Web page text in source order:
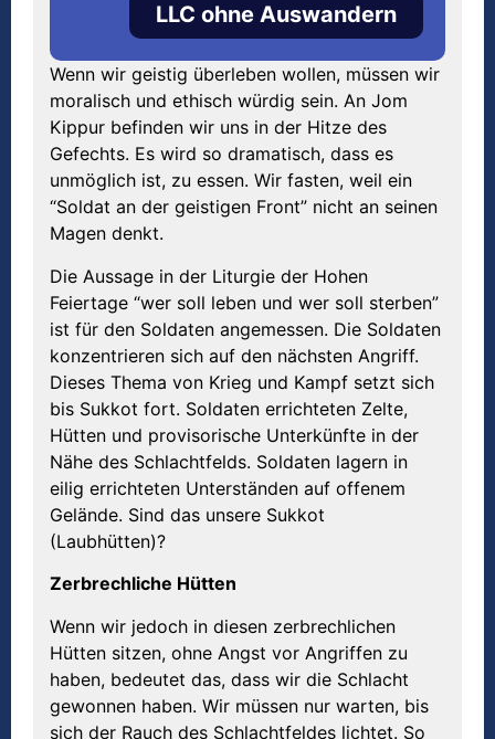
LLC ohne Auswandern
Wenn wir geistig überleben wollen, müssen wir
moralisch und ethisch würdig sein. An Jom
Kippur befinden wir uns in der Hitze des
Gefechts. Es wird so dramatisch, dass es
unmöglich ist, zu essen. Wir fasten, weil ein
“Soldat an der geistigen Front” nicht an seinen
Magen denkt.
Die Aussage in der Liturgie der Hohen
Feiertage “wer soll leben und wer soll sterben”
ist für den Soldaten angemessen. Die Soldaten
konzentrieren sich auf den nächsten Angriff.
Dieses Thema von Krieg und Kampf setzt sich
bis Sukkot fort. Soldaten errichteten Zelte,
Hütten und provisorische Unterkünfte in der
Nähe des Schlachtfelds. Soldaten lagern in
eilig errichteten Unterständen auf offenem
Gelände. Sind das unsere Sukkot
(Laubhütten)?
Zerbrechliche Hütten
Wenn wir jedoch in diesen zerbrechlichen
Hütten sitzen, ohne Angst vor Angriffen zu
haben, bedeutet das, dass wir die Schlacht
gewonnen haben. Wir müssen nur warten, bis
sich der Rauch des Schlachtfeldes lichtet. So